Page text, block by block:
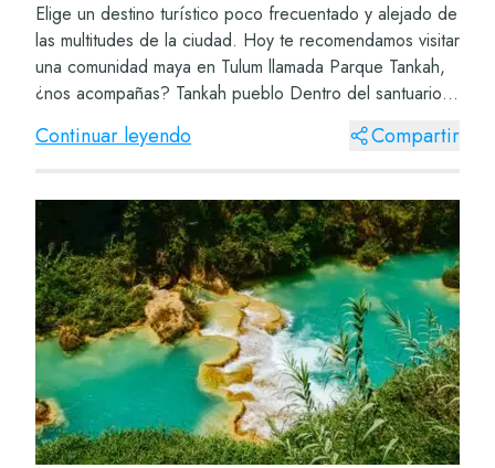
Elige un destino turístico poco frecuentado y alejado de
las multitudes de la ciudad. Hoy te recomendamos visitar
una comunidad maya en Tulum llamada Parque Tankah,
¿nos acompañas? Tankah pueblo Dentro del santuario
natural encontrarás esta maravilla...
Continuar leyendo Compartir